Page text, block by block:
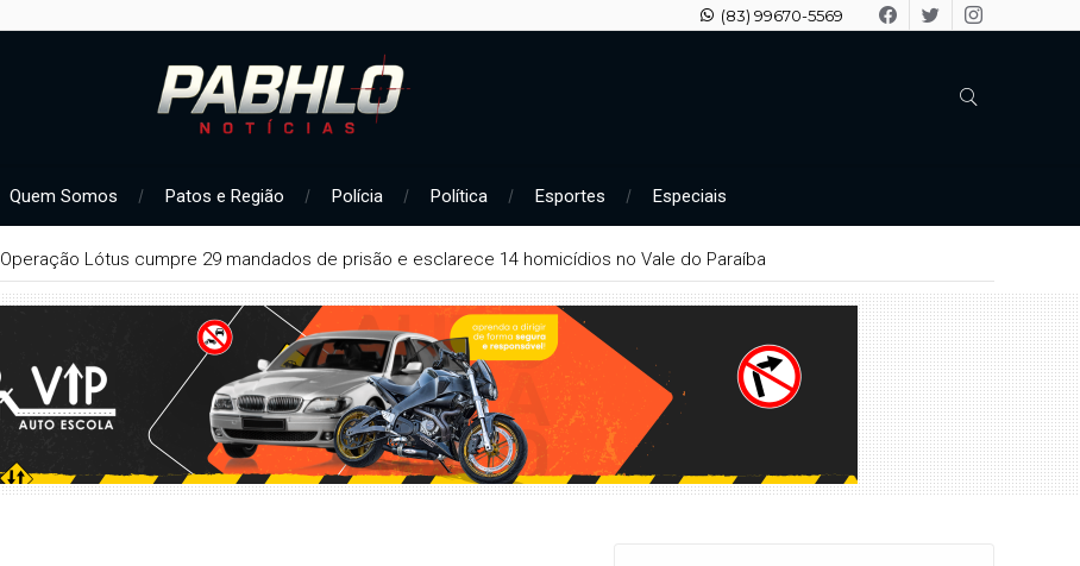
(83) 99670-5569
Quem Somos Patos e Região Polícia Política Esportes Especiais
Operação Lótus cumpre 29 mandados de prisão e esclarece 14 homicídios no Vale do Paraíba